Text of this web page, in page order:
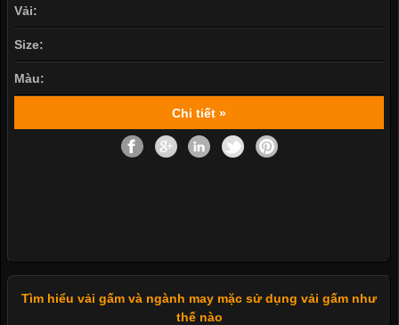
Vải:
Size:
Màu:
Chi tiết »
Tìm hiểu vải gấm và ngành may mặc sử dụng vải gấm như
thế nào